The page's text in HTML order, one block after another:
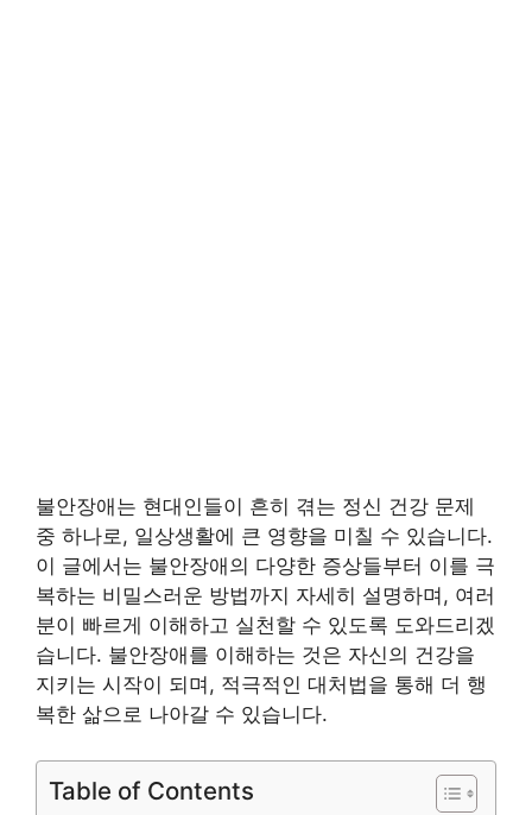
불안장애는 현대인들이 흔히 겪는 정신 건강 문제
중 하나로, 일상생활에 큰 영향을 미칠 수 있습니다.
이 글에서는 불안장애의 다양한 증상들부터 이를 극
복하는 비밀스러운 방법까지 자세히 설명하며, 여러
분이 빠르게 이해하고 실천할 수 있도록 도와드리겠
습니다. 불안장애를 이해하는 것은 자신의 건강을
지키는 시작이 되며, 적극적인 대처법을 통해 더 행
복한 삶으로 나아갈 수 있습니다.
Table of Contents